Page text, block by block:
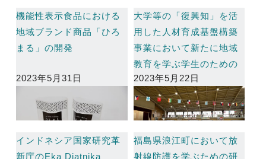
機能性表示食品における
地域ブランド商品「ひろ
まる」の開発
2023年5月31日
大学等の「復興知」を活
用した人材育成基盤構築
事業において新たに地域
教育を学ぶ学生のための
教育プログラムを開始
2023年5月22日
インドネシア国家研究革
新庁のEka Djatnika
福島県浪江町において放
射線防護を学ぶための研